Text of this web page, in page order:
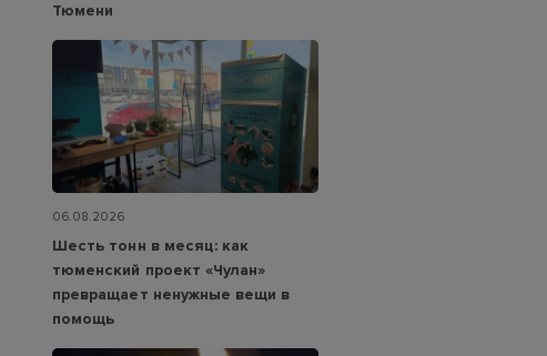
Тюмени
06.08.2026
Шесть тонн в месяц: как
тюменский проект «Чулан»
превращает ненужные вещи в
помощь